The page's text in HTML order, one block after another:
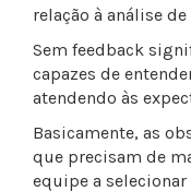
relação à análise
Sem feedback
capazes de
atendendo às
Basicamente, as
que precisam de
equipe a